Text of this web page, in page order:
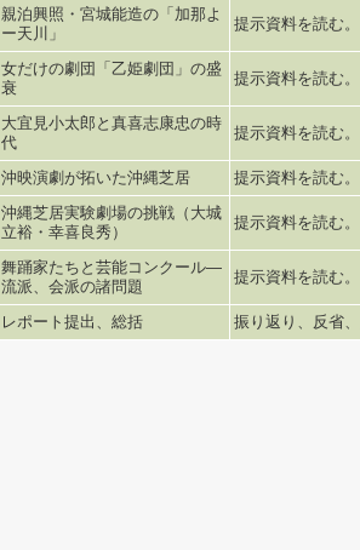
親泊興照・宮城能造の「加那よ
ー天川」
提示資料を読む。
女だけの劇団「乙姫劇団」の盛
衰
提示資料を読む。
大宜見小太郎と真喜志康忠の時
代
提示資料を読む。
沖映演劇が拓いた沖縄芝居 提示資料を読む。
沖縄芝居実験劇場の挑戦（大城
立裕・幸喜良秀）
提示資料を読む。
舞踊家たちと芸能コンクール―
流派、会派の諸問題
提示資料を読む。
レポート提出、総括 振り返り、反省